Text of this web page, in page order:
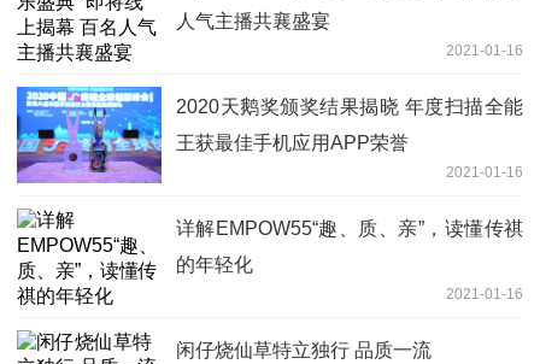
人气主播共襄盛宴
2021-01-16
2020天鹅奖颁奖结果揭晓 年度扫描全能
王获最佳手机应用APP荣誉
2021-01-16
详解EMPOW55“趣、质、亲”，读懂传祺
的年轻化
2021-01-16
闲仔烧仙草特立独行 品质一流